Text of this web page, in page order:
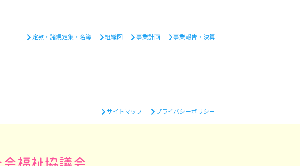
定款・諸規定集・名簿 組織図 事業計画 事業報告・決算
サイトマップ プライバシーポリシー
福祉協議会